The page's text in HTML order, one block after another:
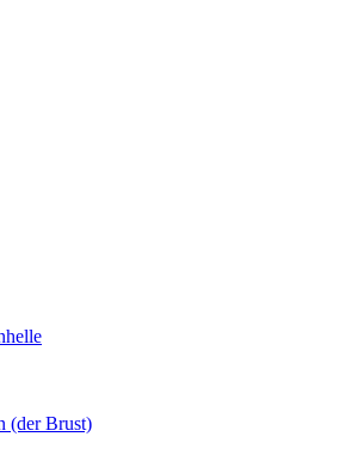
(der Brust)